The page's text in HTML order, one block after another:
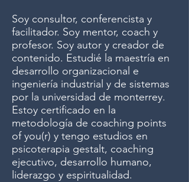
Soy consultor, conferencista y
facilitador. Soy mentor, coach y
profesor. Soy autor y creador de
contenido. Estudié la maestría en
desarrollo organizacional e
ingeniería industrial y de sistemas
por la universidad de monterrey.
Estoy certificado en la
metodología de coaching points
of you(r) y tengo estudios en
psicoterapia gestalt, coaching
ejecutivo, desarrollo humano,
liderazgo y espiritualidad.